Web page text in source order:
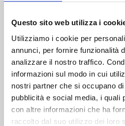
Questo sito web utilizza i
Utilizziamo i cookie per
annunci, per fornire funzionalità
analizzare il nostro traffico.
informazioni sul modo in cui
nostri partner che si occupano
pubblicità e social media, i quali
con altre informazioni che ha
raccolto dal suo utilizzo dei loro
Altri volumi